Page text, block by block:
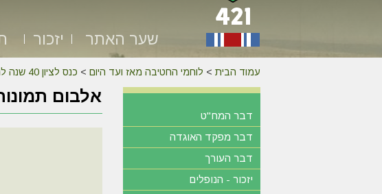
שער האתר יזכור
עמוד הבית > לוחמי החטיבה מאז ועד היום > כנס לציון 40 שנה למלחמת יום הכיפורים
אלבום
דבר המח"ט
דבר מפקד האוגדה
דבר העורך
יזכור - הנופלים